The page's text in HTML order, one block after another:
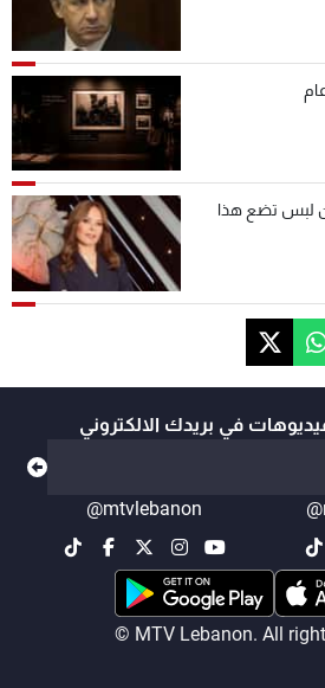
لبس تضع هذا
في بريدك الالكتروني
@mtvlebanon
© MTV Lebanon. All